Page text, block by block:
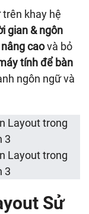
khay hệ
gian & ngôn
caovà bỏ
tính để bàn
ngôn ngữ và
Sử